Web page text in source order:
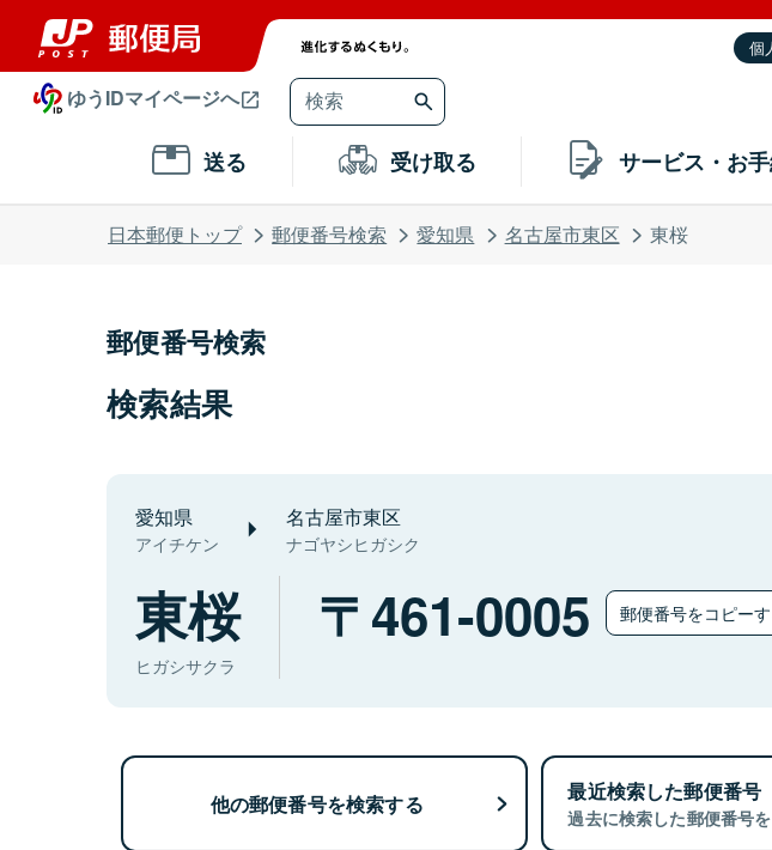
個
ゆうIDマイページへ
送る 受け取る サービス・お
日本郵便トップ 郵便番号検索 愛知県 名古屋市東区 東桜
郵便番号検索
検索結果
愛知県
アイチケン
名古屋市東区
ナゴヤシヒガシク
東桜
ヒガシサクラ
461-0005 郵便番号をコピー
他の郵便番号を検索する 最近検索した郵便番号
過去に検索した郵便番号